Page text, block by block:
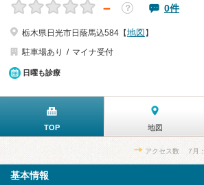
－ ？ 0件
栃木県日光市日蔭馬込584【地図 】
駐車場あり
マイナ受付
日曜も診療
TOP 地図
アクセス数 7月：
基本情報